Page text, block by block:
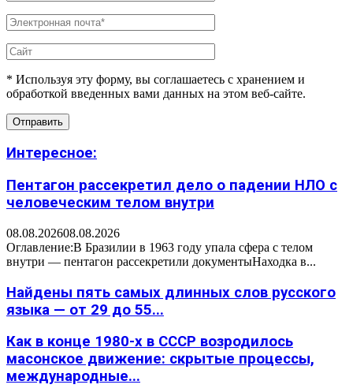
* Используя эту форму, вы соглашаетесь с хранением и
обработкой введенных вами данных на этом веб-сайте.
Интересное:
Пентагон рассекретил дело о падении НЛО с
человеческим телом внутри
08.08.202608.08.2026
Оглавление:В Бразилии в 1963 году упала сфера с телом
внутри — пентагон рассекретили документыНаходка в...
Найдены пять самых длинных слов русского
языка — от 29 до 55...
Как в конце 1980-х в СССР возродилось
масонское движение: скрытые процессы,
международные...